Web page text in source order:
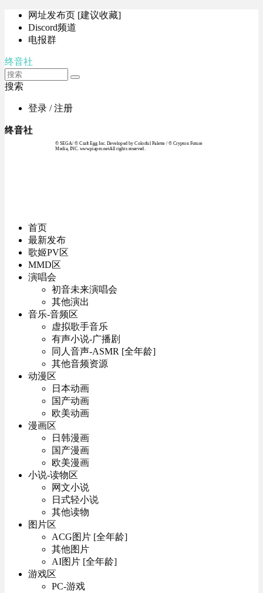
网址发布页 [建议收藏]
Discord频道
电报群
终音社
搜索
登录 / 注册
终音社
© SEGA / © Craft Egg Inc. Developed by Colorful Palette / © Crypton Future
Media, INC. www.piapro.netAll rights reserved.
首页
最新发布
歌姬PV区
MMD区
演唱会
初音未来演唱会
其他演出
音乐-音频区
虚拟歌手音乐
有声小说-广播剧
同人音声-ASMR [全年龄]
其他音频资源
动漫区
日本动画
国产动画
欧美动画
漫画区
日韩漫画
国产漫画
欧美漫画
小说-读物区
网文小说
日式轻小说
其他读物
图片区
ACG图片 [全年龄]
其他图片
AI图片 [全年龄]
游戏区
PC-游戏